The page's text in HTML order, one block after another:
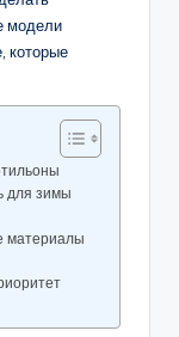
модели
которые
для зимы
материалы